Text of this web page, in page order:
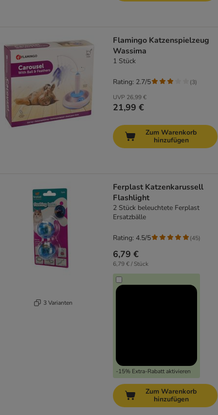
Flamingo Katzenspielzeug
Wassima
1 Stück
UVP 26,99 €
21,99 €
Rating: 2.7/5 (3)
Zum Warenkorb
hinzufügen
3 Varianten
Ferplast Katzenkarussell
Flashlight
2 Stück beleuchtete Ferplast
Ersatzbälle
6,79 €
6,79 € / Stück
-15% Extra-Rabatt aktivieren
Rating: 4.5/5 (45)
Zum Warenkorb
hinzufügen